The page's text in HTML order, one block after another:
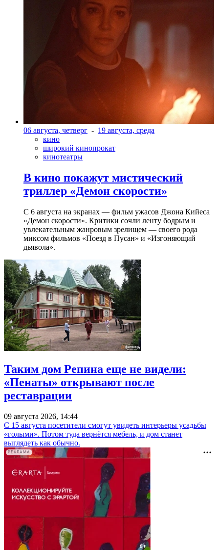
06 августа, четверг - 19 августа, среда
кино
широкий кинопрокат
кинотеатры
В кино покажут мистический
триллер «Демон скорости»
С 6 августа на экранах — фильм ужасов Джона Кийеса
«Демон скорости». Критики сочли ленту бодрым и
увлекательным жанровым зрелищeм — своего рода
миксом фильмов «Поезд в Пусан» и «Изгоняющий
дьявола».
Таким дом Репина еще не видели:
«Пенаты» открывают после
реставрации
09 августа 2026, 14:44
С 15 августа посетители смогут увидеть интерьеры усадьбы
«голыми». Потом туда вернётся мебель, и дом станет
выглядеть как обычно.
РЕКЛАМА